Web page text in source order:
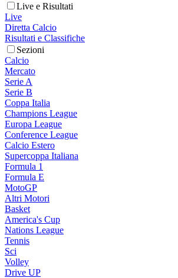
Live e Risultati
Live
Diretta Calcio
Risultati e Classifiche
Sezioni
Calcio
Mercato
Serie A
Serie B
Coppa Italia
Champions League
Europa League
Conference League
Calcio Estero
Supercoppa Italiana
Formula 1
Formula E
MotoGP
Altri Motori
Basket
America's Cup
Nations League
Tennis
Sci
Volley
Drive UP